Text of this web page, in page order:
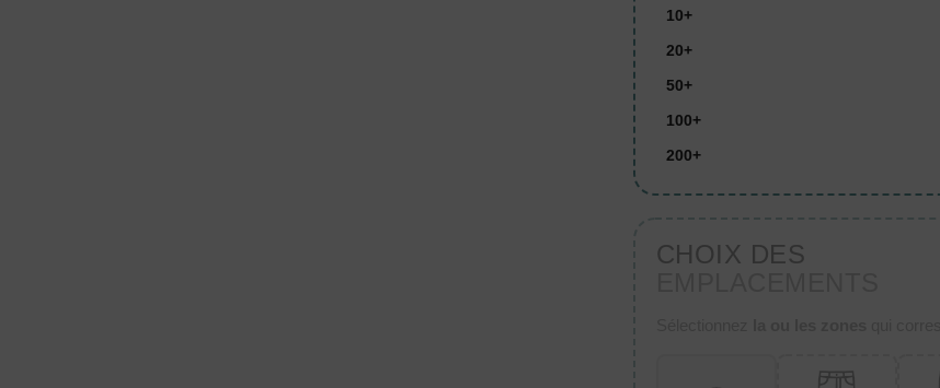
10+
20+
50+
100+
200+
CHOIX DES